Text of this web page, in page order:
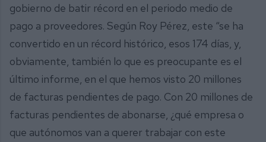
gobierno de batir récord en el periodo medio de
pago a proveedores. Según Roy Pérez, este “se ha
convertido en un récord histórico, esos 174 días, y,
obviamente, también lo que es preocupante es el
último informe, en el que hemos visto 20 millones
de facturas pendientes de pago. Con 20 millones de
facturas pendientes de abonarse, ¿qué empresa o
que autónomos van a querer trabajar con este